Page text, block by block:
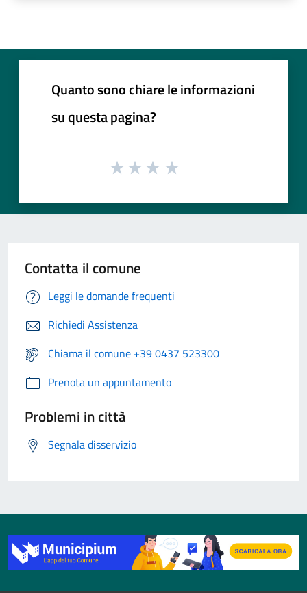
Quanto sono chiare le informazioni
su questa pagina?
Contatta il comune
Leggi le domande frequenti
Richiedi Assistenza
Chiama il comune +39 0437 523300
Prenota un appuntamento
Problemi in città
Segnala disservizio